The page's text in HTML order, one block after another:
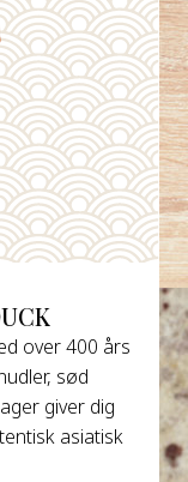
over 400 års
sød
giver dig
asiatisk